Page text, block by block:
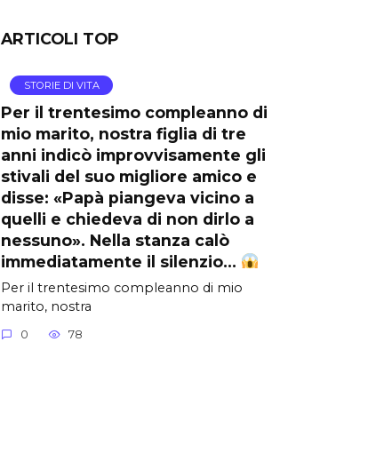
ARTICOLI TOP
STORIE DI VITA
Per il trentesimo compleanno di
mio marito, nostra figlia di tre
anni indicò improvvisamente gli
stivali del suo migliore amico e
disse: «Papà piangeva vicino a
quelli e chiedeva di non dirlo a
nessuno». Nella stanza calò
immediatamente il silenzio…
Per il trentesimo compleanno di mio
marito, nostra
0 78